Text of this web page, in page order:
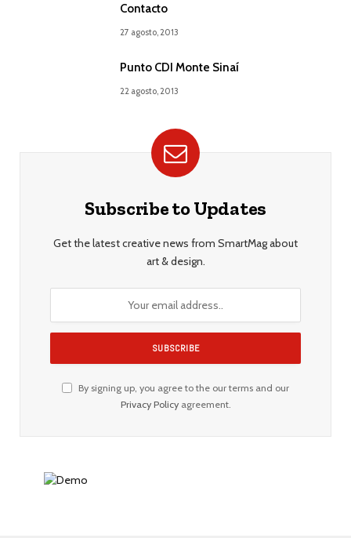
Contacto
27 agosto, 2013
Punto CDI Monte Sinaí
22 agosto, 2013
Subscribe to Updates
Get the latest creative news from SmartMag about
art & design.
By signing up, you agree to the our terms and our
Privacy Policyagreement.